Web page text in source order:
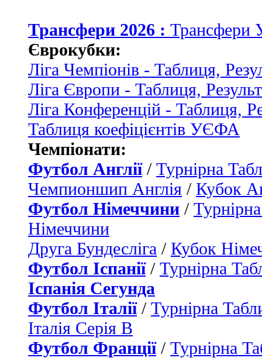
Трансфери 2026 : Трансфери
Єврокубки:
Ліга Чемпіонів - Таблиця,
Ліга Європи - Таблиця,
Ліга Конференцій - Таблиця,
Таблиця коефіцієнтів УЄФА
Чемпіонати:
Футбол Англії/ Турнірна
Чемпионшип Англія / Кубок
Футбол Німеччини /
Німеччини
Друга Бундесліга / Кубок
Футбол Іспанії/ Турнірна
Іспанія Сегунда
Футбол Італії/ Турнірна
Італія Серія B
Футбол Франції/ Турнірна